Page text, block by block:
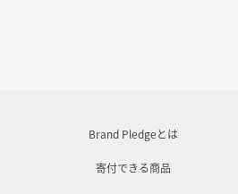
Brand Pledgeとは
寄付できる商品